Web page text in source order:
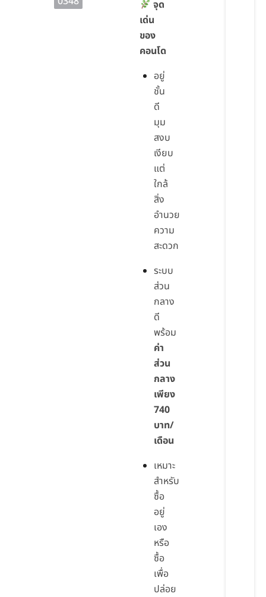
จุด
เด่น
ของ
คอนโด
อยู่
ชั้น
ดี
มุม
สงบ
เงียบ
แต่
ใกล้
สิ่ง
อำนวย
ความ
สะดวก
ระบบ
ส่วน
กลาง
ดี
พร้อม
ค่า
ส่วน
กลาง
เพียง
740
บาท/
เดือน
เหมาะ
สำหรับ
ซื้อ
อยู่
เอง
หรือ
ซื้อ
เพื่อ
ปล่อย